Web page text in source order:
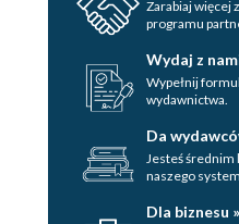
Zarabiaj więcej
programu
Wydaj z
Wypełnij
wydawnictwa.
Da
Jesteś średnim
naszego
Dla biznesu »